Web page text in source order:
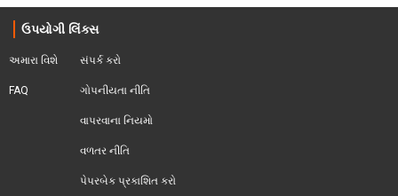
ઉપયોગી લિંક્સ
અમારા વિશે
FAQ
સંપર્ક કરો
ગોપનીયતા નીતિ
વાપરવાના નિયમો
વળતર નીતિ
પેપરબેક પ્રકાશિત કરો